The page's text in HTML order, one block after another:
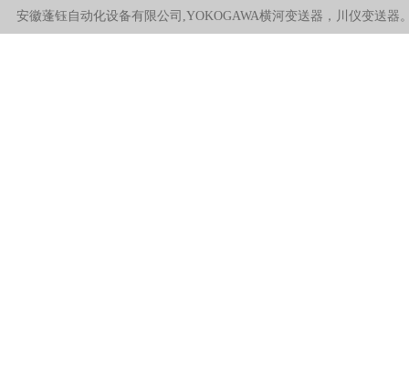
安徽蓬钰自动化设备有限公司,YOKOGAWA横河变送器，川仪变送器